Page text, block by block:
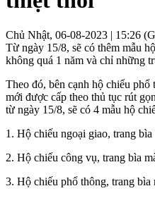
Chủ Nhật, 06-08-2023 | 15:26
Từ ngày 15/8, sẽ có thêm mẫu
không quá 1 năm và chỉ những
Theo đó, bên cạnh hộ chiếu phổ
mới được cấp theo thủ tục rút
từ ngày 15/8, sẽ có 4 mẫu hộ
1. Hộ chiếu ngoại giao, trang
2. Hộ chiếu công vụ, trang bìa
3. Hộ chiếu phổ thông, trang